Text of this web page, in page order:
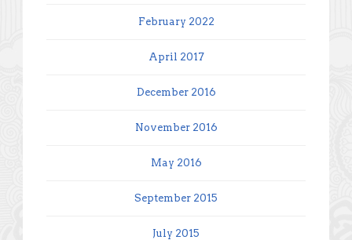
February 2022
April 2017
December 2016
November 2016
May 2016
September 2015
July 2015